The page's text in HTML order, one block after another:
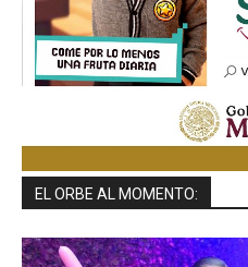
EL ORBE AL MOMENTO: